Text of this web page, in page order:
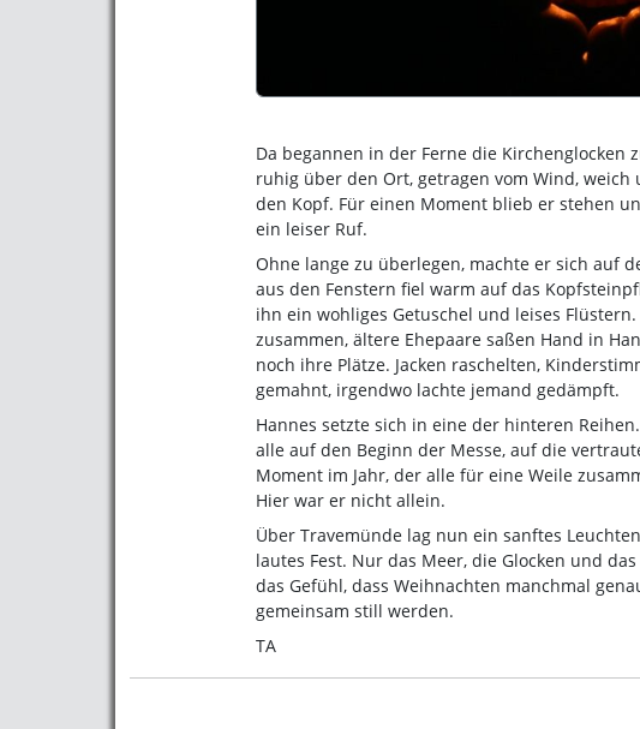
Da begannen in der Ferne die Kirchenglocken
ruhig über den Ort, getragen vom Wind, weich
den Kopf. Für einen Moment blieb er stehen
ein leiser Ruf.
Ohne lange zu überlegen, machte er sich auf
aus den Fenstern fiel warm auf das
ihn ein wohliges Getuschel und leises
zusammen, ältere Ehepaare saßen Hand in
noch ihre Plätze. Jacken raschelten,
gemahnt, irgendwo lachte jemand gedämpft.
Hannes setzte sich in eine der hinteren
alle auf den Beginn der Messe, auf die
Moment im Jahr, der alle für eine Weile
Hier war er nicht allein.
Über Travemünde lag nun ein sanftes
lautes Fest. Nur das Meer, die Glocken und
das Gefühl, dass Weihnachten manchmal
gemeinsam still werden.
TA